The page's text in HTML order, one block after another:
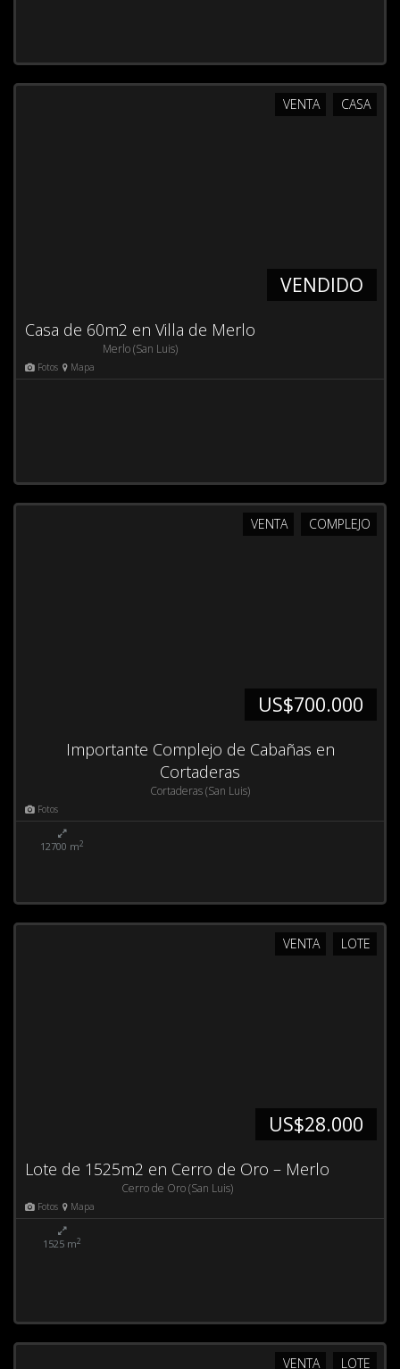
CASA
VENTA
VENDIDO
Casa de 60m2 en Villa de Merlo
Merlo (San Luis)
Fotos Mapa
COMPLEJO
VENTA
US$700.000
Importante Complejo de Cabañas en
Cortaderas
Cortaderas (San Luis)
Fotos
12700 m2
LOTE
VENTA
US$28.000
Lote de 1525m2 en Cerro de Oro – Merlo
Cerro de Oro (San Luis)
Fotos Mapa
1525 m2
LOTE
VENTA